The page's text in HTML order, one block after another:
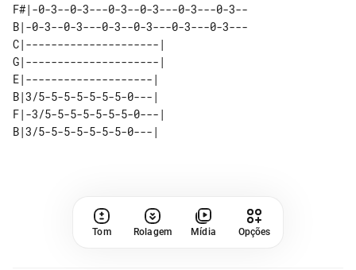
F#|-0-3--0-3---0-3--0-3---0-3---0-3--
B|-0-3--0-3---0-3--0-3---0-3---0-3---
C|---------------------|
G|---------------------|
E|--------------------|
B|3/5-5-5-5-5-5-5-0---|
F|-3/5-5-5-5-5-5-5-0---|
Tom Rolagem Mídia Opções